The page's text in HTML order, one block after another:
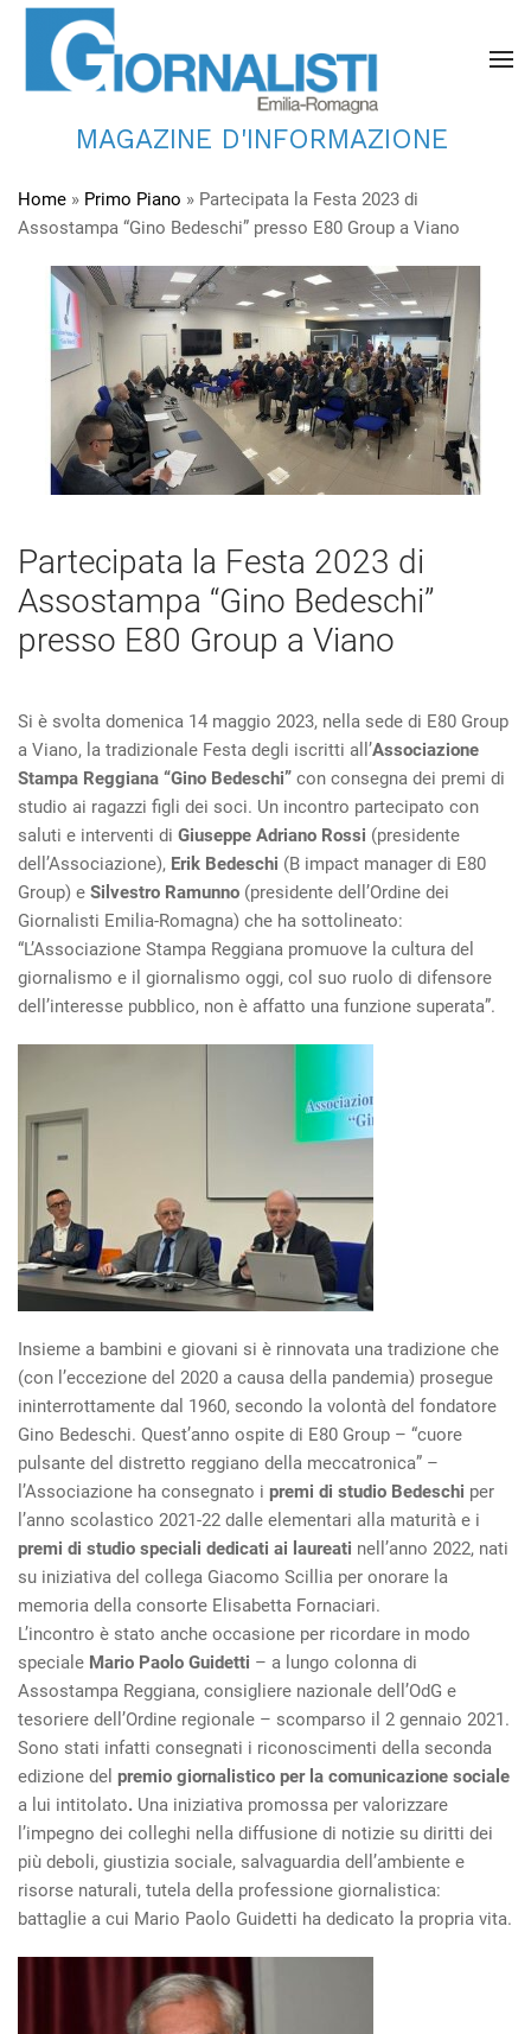
MAGAZINE D'INFORMAZIONE
Home » Primo Piano » Partecipata la Festa 2023 di
Assostampa “Gino Bedeschi” presso E80 Group a Viano
Partecipata la Festa 2023 di
Assostampa “Gino Bedeschi”
presso E80 Group a Viano
Si è svolta domenica 14 maggio 2023, nella sede di E80 Group
a Viano, la tradizionale Festa degli iscritti all’Associazione
Stampa Reggiana “Gino Bedeschi” con consegna dei premi di
studio ai ragazzi figli dei soci. Un incontro partecipato con
saluti e interventi di Giuseppe Adriano Rossi (presidente
dell’Associazione), Erik Bedeschi (B impact manager di E80
Group) e Silvestro Ramunno (presidente dell’Ordine dei
Giornalisti Emilia-Romagna) che ha sottolineato:
“L’Associazione Stampa Reggiana promuove la cultura del
giornalismo e il giornalismo oggi, col suo ruolo di difensore
dell’interesse pubblico, non è affatto una funzione superata”.
Insieme a bambini e giovani si è rinnovata una tradizione che
(con l’eccezione del 2020 a causa della pandemia) prosegue
ininterrottamente dal 1960, secondo la volontà del fondatore
Gino Bedeschi. Quest’anno ospite di E80 Group – “cuore
pulsante del distretto reggiano della meccatronica” –
l’Associazione ha consegnato i premi di studio Bedeschi per
l’anno scolastico 2021-22 dalle elementari alla maturità e i
premi di studio speciali dedicati ai laureati nell’anno 2022, nati
su iniziativa del collega Giacomo Scillia per onorare la
memoria della consorte Elisabetta Fornaciari.
L’incontro è stato anche occasione per ricordare in modo
speciale Mario Paolo Guidetti – a lungo colonna di
Assostampa Reggiana, consigliere nazionale dell’OdG e
tesoriere dell’Ordine regionale – scomparso il 2 gennaio 2021.
Sono stati infatti consegnati i riconoscimenti della seconda
edizione del premio giornalistico per la comunicazione sociale
a lui intitolato. Una iniziativa promossa per valorizzare
l’impegno dei colleghi nella diffusione di notizie su diritti dei
più deboli, giustizia sociale, salvaguardia dell’ambiente e
risorse naturali, tutela della professione giornalistica:
battaglie a cui Mario Paolo Guidetti ha dedicato la propria vita.